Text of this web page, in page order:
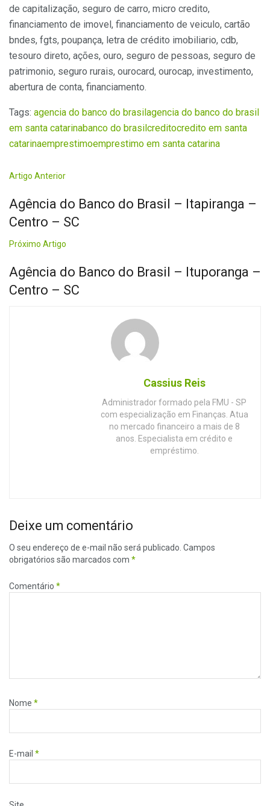
de capitalização, seguro de carro, micro credito,
financiamento de imovel, financiamento de veiculo, cartão
bndes, fgts, poupança, letra de crédito imobiliario, cdb,
tesouro direto, ações, ouro, seguro de pessoas, seguro de
patrimonio, seguro rurais, ourocard, ourocap, investimento,
abertura de conta, financiamento.
Tags: agencia do banco do brasil agencia do banco do brasil
em santa catarinabanco do brasil creditocredito em santa
catarinaemprestimoemprestimo em santa catarina
Artigo Anterior
Agência do Banco do Brasil – Itapiranga –
Centro – SC
Próximo Artigo
Agência do Banco do Brasil – Ituporanga –
Centro – SC
Cassius Reis
Administrador formado pela FMU - SP
com especialização em Finanças. Atua
no mercado financeiro a mais de 8
anos. Especialista em crédito e
empréstimo.
Deixe um comentário
O seu endereço de e-mail não será publicado. Campos
obrigatórios são marcados com *
Comentário *
Nome *
E-mail *